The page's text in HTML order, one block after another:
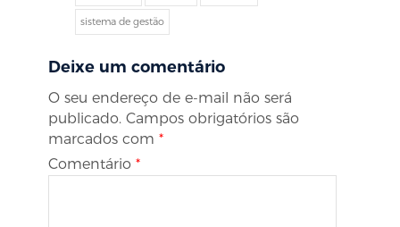
sistema de gestão
Deixe um comentário
O seu endereço de e-mail não será
publicado. Campos obrigatórios são
marcados com *
Comentário *